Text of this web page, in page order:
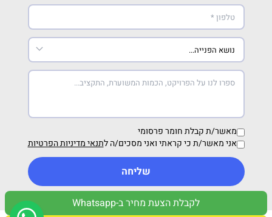
לקבלת הצעת מחיר ב-Whatsapp
מאשר/ת קבלת חומר פרסומי
אני מאשר/ת כי קראתי ואני מסכים/ה לתנאי מדיניות הפרטיות
שליחה